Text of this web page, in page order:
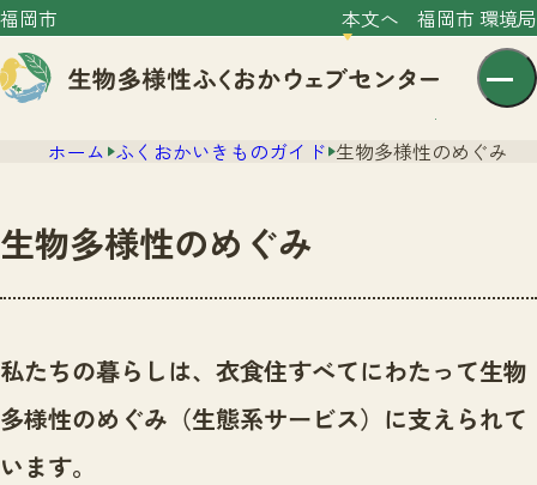
福岡市 本文へ 福岡市 環境局
センター紹介
センター紹介TOP
サイトポリシー
ニュース
いきものガイド
ホーム ふくおかいきものガイド 生物多様性のめぐみ
生物多様性のめぐみ
私たちの暮らしは、衣食住すべてにわたって生物
多様性のめぐみ（生態系サービス）に支えられて
います。